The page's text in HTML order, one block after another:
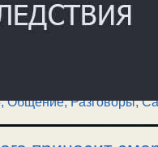
,Общение, Разговоры,